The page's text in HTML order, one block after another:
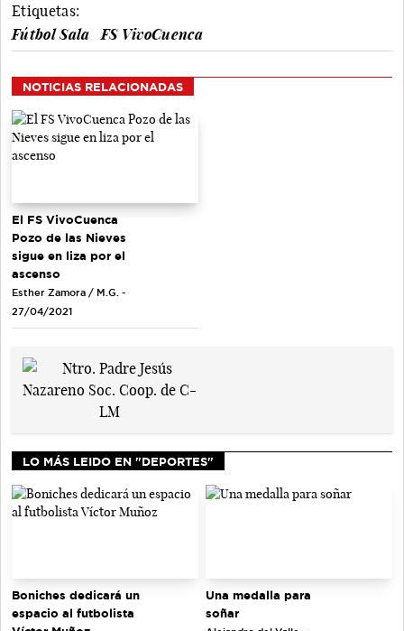
Etiquetas:
Fútbol Sala
FS VivoCuenca
NOTICIAS RELACIONADAS
El FS VivoCuenca
Pozo de las Nieves
sigue en liza por el
ascenso
Esther Zamora / M.G. -
27/04/2021
LO MÁS LEIDO EN "DEPORTES"
Boniches dedicará un
espacio al futbolista
Una medalla para
soñar